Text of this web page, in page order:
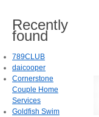
Recently
found
789CLUB
daicooper
Cornerstone
Couple Home
Services
Goldfish Swim